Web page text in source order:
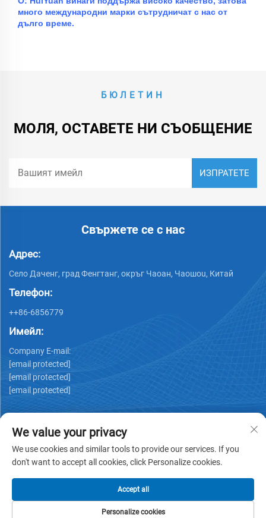
много международни марки сътрудничат с нас от
дълго време.
БЮЛЕТИН
МОЛЯ, ОСТАВЕТЕ НИ СЪОБЩЕНИЕ
Свържете се с нас
Адрес:
Село Даченг, град Фенгтанг, окръг Чаоан, Чаошou, Китай
Телефон:
++86-6856779
Имейл:
Company E-mail:
[email protected]
[email protected]
[email protected]
Политика за поверителност
We value your privacy
We use cookies and similar tools to provide our services. If you
don't want to accept all cookies, click Personalize cookies.
Personalize cookies
Accept all